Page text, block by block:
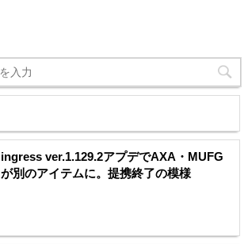
ingress ver.1.129.2アプデでAXA・MUFG
が別のアイテムに。提携終了の模様